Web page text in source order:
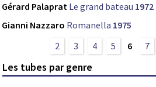
Gérard Palaprat Le grand bateau 1972
Gianni Nazzaro Romanella 1975
2
3 4 5 6 7
Les tubes par genre